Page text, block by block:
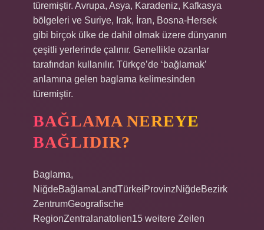
türemiştir. Avrupa, Asya, Karadeniz, Kafkasya
bölgeleri ve Suriye, Irak, İran, Bosna-Hersek
gibi birçok ülke de dahil olmak üzere dünyanın
çeşitli yerlerinde çalınır. Genellikle ozanlar
tarafından kullanılır. Türkçe’de ‘bağlamak’
anlamına gelen baglama kelimesinden
türemiştir.
BAĞLAMA NEREYE
BAĞLIDIR?
Baglama,
NiğdeBağlamaLandTürkeiProvinzNiğdeBezirk
ZentrumGeografische
RegionZentralanatolien15 weitere Zeilen